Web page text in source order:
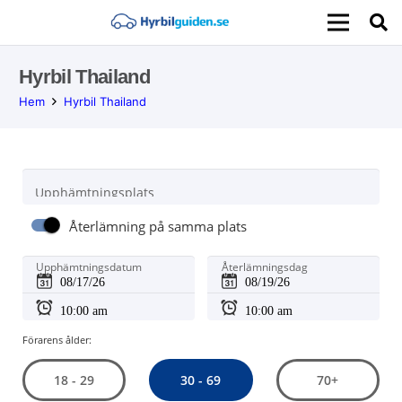
Hyrbil Thailand
Hem Hyrbil Thailand
Upphämtningsplats
Återlämning på samma plats
Upphämtningsdatum Återlämningsdag
Förarens ålder:
18 - 29 30 - 69 70+